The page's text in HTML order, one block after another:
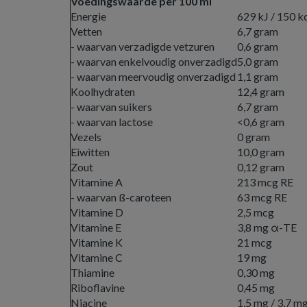
Energie
629 kJ / 150
Vetten
- waarvan verzadigde vetzuren
- waarvan enkelvoudig onverzadigd
- waarvan meervoudig onverzadigd
6,7 gram
0,6 gram
5,0 gram
1,1 gram
Koolhydraten
- waarvan suikers
- waarvan lactose
12,4 gram
6,7 gram
<0,6 gram
Vezels
0 gram
Eiwitten
10,0 gram
Zout
0,12 gram
Vitamine A
- waarvan ß-caroteen
213 mcg RE
63 mcg RE
Vitamine D
2,5 mcg
Vitamine E
3,8 mg α-TE
Vitamine K
21 mcg
Vitamine C
19 mg
Thiamine
0,30 mg
Riboflavine
0,45 mg
Niacine
1,5 mg / 3,7